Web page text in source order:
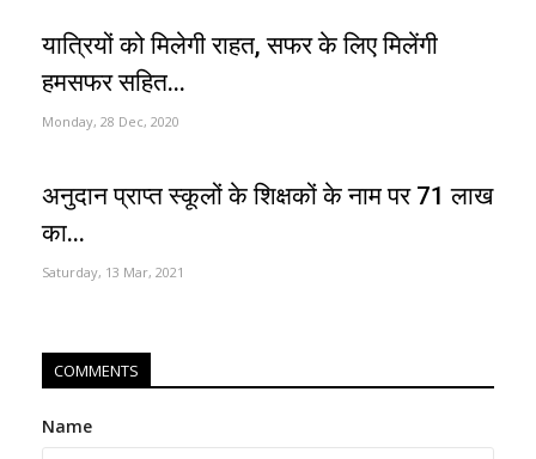
यात्रियों को मिलेगी राहत, सफर के लिए मिलेंगी
हमसफर सहित...
Monday, 28 Dec, 2020
अनुदान प्राप्त स्कूलों के शिक्षकों के नाम पर 71 लाख
का...
Saturday, 13 Mar, 2021
COMMENTS
Name